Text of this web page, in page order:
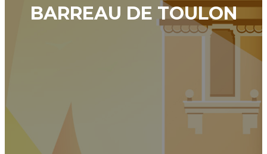
BARREAU DE TOULON